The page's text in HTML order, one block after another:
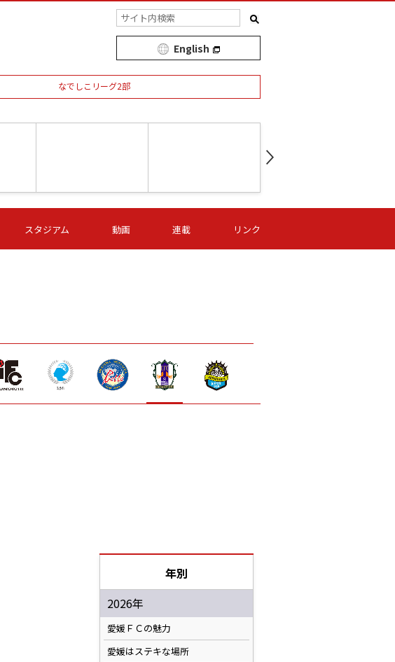
English
なでしこリーグ2部
第16節 09/06 (日) 15:00
-
第16節 09/06 (日) 15:00
- -
スタジアム 動画 連載 リンク
年別
2026年
愛媛ＦＣの魅力
愛媛はステキな場所